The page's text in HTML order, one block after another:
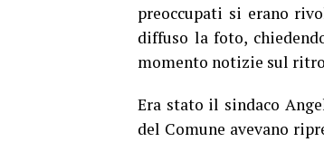
preoccupati si erano
diffuso la foto,
momento notizie sul
Era stato il sindaco
del Comune avevano